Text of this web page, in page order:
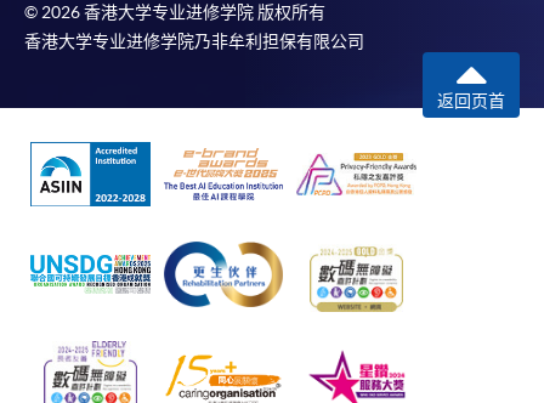
© 2026 香港大学专业进修学院 版权所有
香港大学专业进修学院乃非牟利担保有限公司
返回页首